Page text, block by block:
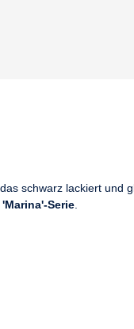
schwarz lackiert
'Marina'-Serie.